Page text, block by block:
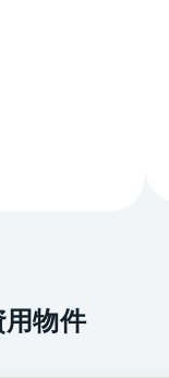
物件